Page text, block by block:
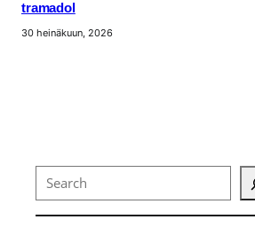
tramadol
30 heinäkuun, 2026
Search